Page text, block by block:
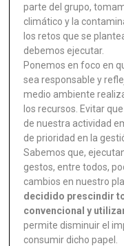
parte del grupo,
climático y la
los retos que se
debemos ejecutar.
Ponemos en foco en
sea responsable y
medio ambiente
los recursos. Evitar
de nuestra actividad
de prioridad en la
Sabemos que,
gestos, entre todos,
cambios en nuestro
decidido prescindir
convencional y
permite disminuir el
consumir dicho papel.